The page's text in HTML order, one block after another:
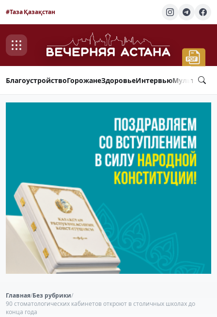
#Таза Қазақстан
БлагоустройствоГорожанеЗдоровьеИнтервью
Главная/Без рубрики/
90 стоматологических кабинетов откроют в столичных школах до
конца года